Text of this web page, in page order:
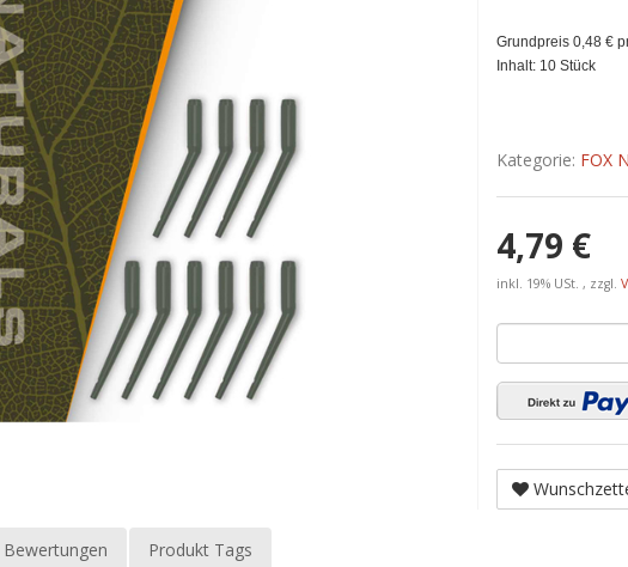
Grundpreis 0,48 €
Inhalt: 10 Stück
Kategorie: FOX
4,79 €
inkl. 19% USt. , zzgl.
Bewertungen Produkt Tags